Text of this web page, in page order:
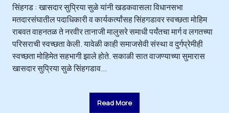
सिंहगड : खासदार सुप्रिया सुळे यांनी खडकवासला विधानसभा
मतदारसंघातील पदाधिकारी व कार्यकर्त्यांसह सिंहगडावर स्वच्छता मोहिम
राबवत वाहनतळ ते नरवीर तानाजी मालुसरे समाधी पर्यंतचा मार्ग व लगतच्या
परिसराची स्वच्छता केली. यावेळी काही समाजसेवी संस्था व दुर्गप्रेमीही
स्वच्छता मोहिमेत सहभागी झाले होते. सकाळी सात वाजण्याच्या सुमारास
खासदार सुप्रिया सुळे सिंहगडाव...
Read More